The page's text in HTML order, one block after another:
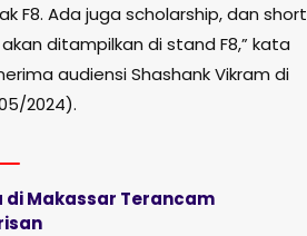
F8. Ada juga scholarship, dan short
ditampilkan di stand F8,” kata
audiensi Shashank Vikram di
2024).
di Makassar Terancam